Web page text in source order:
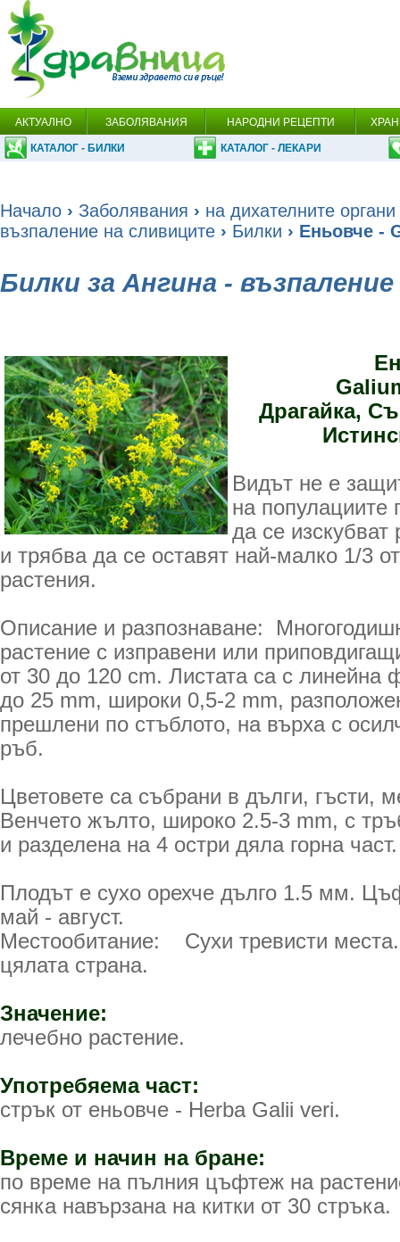
АКТУАЛНО ЗАБОЛЯВАНИЯ НАРОДНИ РЕЦЕПТИ
КАТАЛОГ - БИЛКИ КАТАЛОГ - ЛЕКАРИ
Начало › Заболявания › на дихателните
възпаление на сливиците › Билки › Еньовче -
Билки за Ангина -
Драгайка,
Видът не е
на популациите
да се изскубват
и трябва да се оставят най-малко 1/3
растения.
Описание и разпознаване:
растение с изправени или
от 30 до 120 cm. Листата са с линейна
до 25 mm, широки 0,5-2 mm,
прешлени по стъблото, на върха с
ръб.
Цветовете са събрани в дълги, гъсти,
Венчето жълто, широко 2.5-3 mm, с
и разделена на 4 остри дяла горна
Плодът е сухо орехче дълго 1.5 мм.
май - август.
Местообитание: Сухи тревисти
цялата страна.
Значение:
лечебно растение.
Употребяема част:
стрък от еньовче - Herba Galii veri.
Време и начин на бране:
по време на пълния цъфтеж на
сянка навързана на китки от 30 стръка.